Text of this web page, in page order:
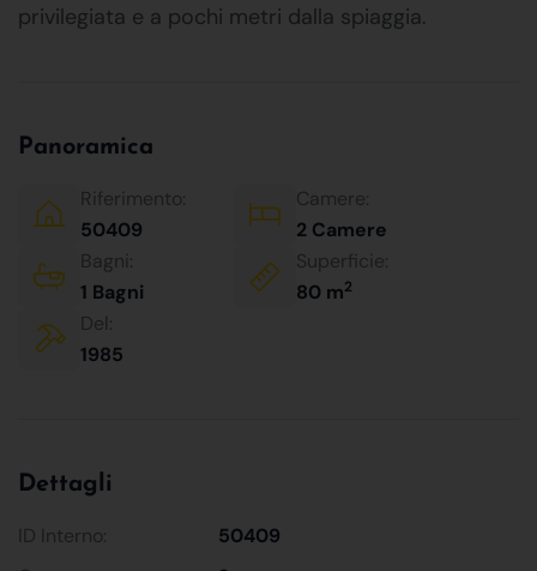
privilegiata e a pochi metri dalla spiaggia.
Panoramica
Riferimento:
50409
Camere:
2 Camere
Bagni:
1 Bagni
Superficie:
80 m2
Del:
1985
Dettagli
ID Interno:
50409